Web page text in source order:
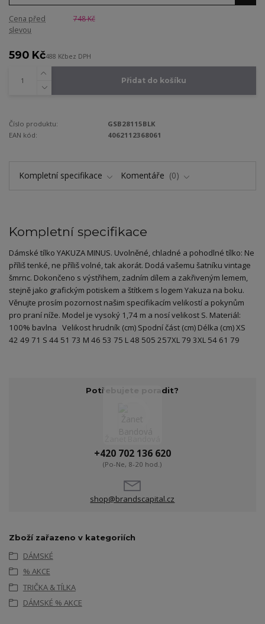
Cena před
slevou
748 Kč
590 Kč488 Kčbez DPH
Přidat do košíku
Číslo produktu:
GSB28115BLK
EAN kód:
4062112368061
Kompletní specifikace Komentáře 0
Kompletní specifikace
Dámské tílko YAKUZA MINUS. Uvolněné, chladné a pohodlné tílko: Ne
příliš tenké, ne příliš volné, tak akorát. Dodá vašemu šatníku vintage
šmrnc. Dokončeno s výstřihem, zadním dílem a zakřiveným lemem,
stejně jako grafickým potiskem a štítkem s logem Yakuza na boku.
Věnujte prosím pozornost našim specifikacím velikostí a pokynům
pro praní níže. Model je vysoký 1,74 m a nosí velikost S. Materiál:
100% bavlna Velikost hrudník (cm) Spodní část (cm) Délka (cm) XS
42 49 71 S 44 51 73 M 46 53 75 L 48 505 257XL 79 3XL 54 61 79
Potřebujete poradit?
+420 702 136 620
(Po-Ne, 8-20 hod.)
shop@brandscapital.cz
Zboží zařazeno v kategoriích
DÁMSKÉ
% AKCE
TRIČKA & TÍLKA
DÁMSKÉ % AKCE